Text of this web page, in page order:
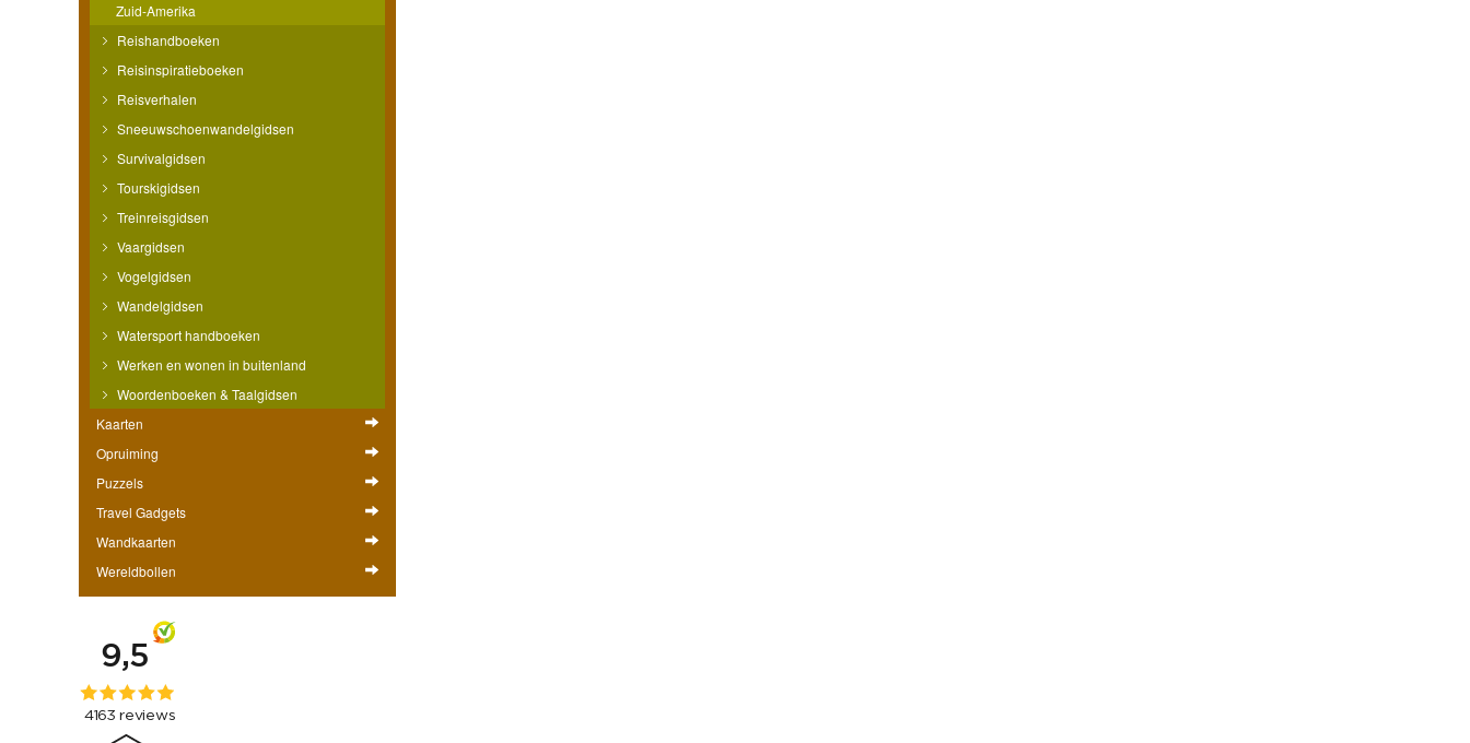
Zuid-Amerika
Reishandboeken
Reisinspiratieboeken
Reisverhalen
Sneeuwschoenwandelgidsen
Survivalgidsen
Tourskigidsen
Treinreisgidsen
Vaargidsen
Vogelgidsen
Wandelgidsen
Watersport handboeken
Werken en wonen in buitenland
Woordenboeken & Taalgidsen
Kaarten
Opruiming
Puzzels
Travel Gadgets
Wandkaarten
Wereldbollen